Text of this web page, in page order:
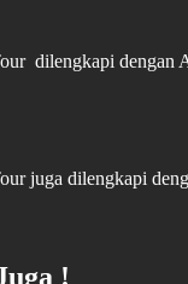
dilengkapi dengan
juga dilengkapi
!